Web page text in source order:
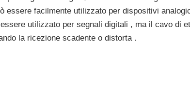
essere facilmente utilizzato per dispositivi
utilizzato per segnali digitali , ma il cavo di
la ricezione scadente o distorta .